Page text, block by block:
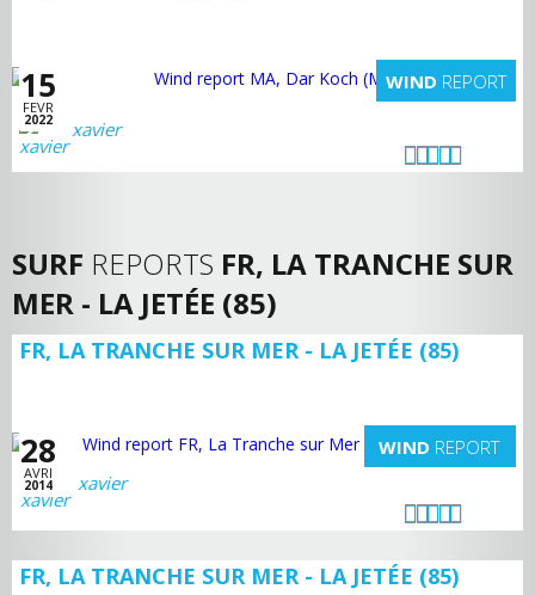
15
FEVR
2022
WIND REPORT
xavier
SURF REPORTS FR, LA TRANCHE SUR
MER - LA JETÉE (85)
FR, LA TRANCHE SUR MER - LA JETÉE (85)
28
AVRI
2014
WIND REPORT
xavier
FR, LA TRANCHE SUR MER - LA JETÉE (85)